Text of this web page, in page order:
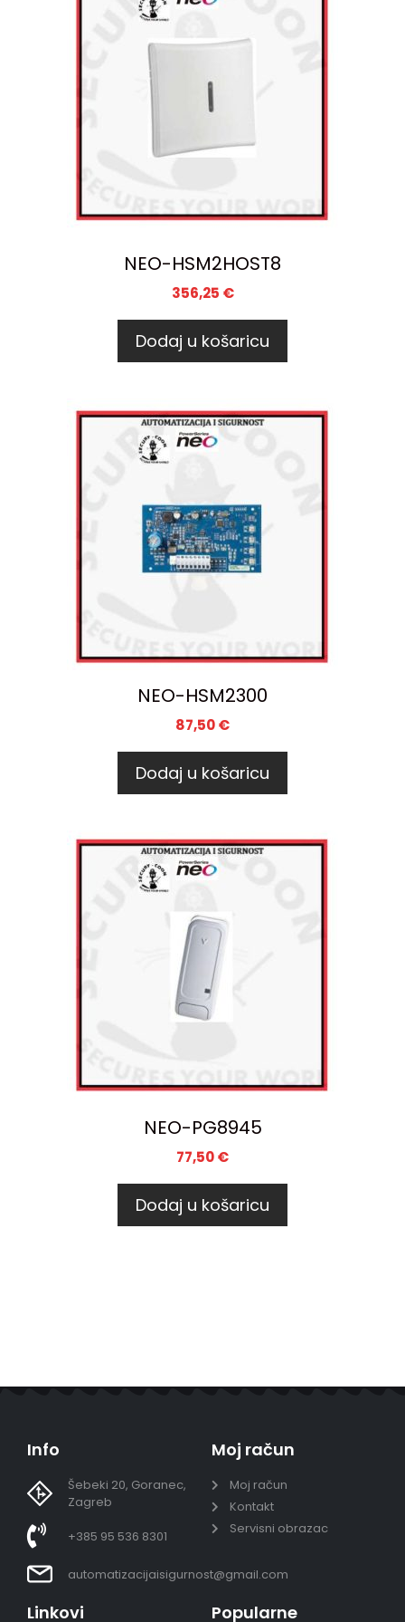
NEO-HSM2HOST8
356,25 €
Dodaj u košaricu
NEO-HSM2300
87,50€
Dodaj u košaricu
NEO-PG8945
77,50€
Dodaj u košaricu
Info
Šebeki 20, Goranec,
Zagreb
+385 95 536 8301
automatizacijaisigurnost@gmail.com
Moj račun
Moj račun
Kontakt
Servisni obrazac
Linkovi Popularne